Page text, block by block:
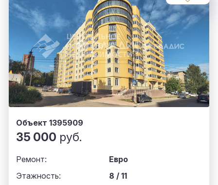
Объект 1395909
35 000 руб.
Ремонт:
Евро
Этажность:
8 / 11